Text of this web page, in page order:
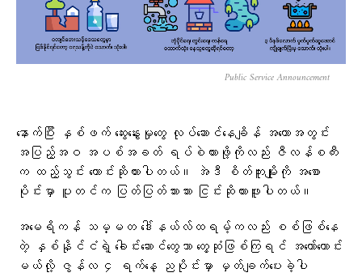
Public Service Announcement
နောက်ပြီး နှစ်ဖက် ဆွေးနွေးမှုတွေ လုပ်ဆောင်နေချိန် အတောအတွင်း
အပြည့်အဝ အပစ်အခတ် ရပ်စဲထားဖို့ကိုလည်း ဇီလန်စကီး
က ထည့်သွင်း တောင်းဆိုထားပါတယ်။ အဲဒီ စိတ်ကူးမျိုးကို အစော
ပိုင်းမှာ ပူတင်က ပြတ်ပြတ်သားသား ငြင်းဆိုထားဖူးပါတယ်။
အမေရိကန် သမ္မတ ဒေါ်နယ်လ်ထရမ့်ကလည်း စစ်ဖြစ်နေ
တဲ့ နှစ်နိုင်ငံရဲ့ ခေါင်းဆောင်တွေသာ တွေ့ဆုံဖြစ်ကြရင် အတော်ကောင်း
မယ်လို့ ဇွန်လ ၄ ရက်နေ့ ညပိုင်းမှာ မှတ်ချက်ပေးခဲ့ပါ